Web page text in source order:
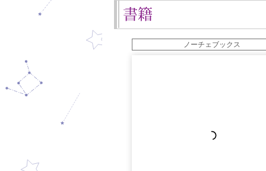
書籍
ノーチェブックス